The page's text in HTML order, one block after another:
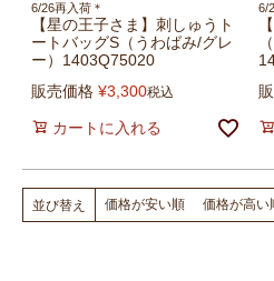
6/26再入荷＊
【星の王子さま】刺しゅうト
ートバッグS（うわばみ/グレ
ー）1403Q75020
販売価格 ¥3,300税込
カートに入れる
6/
並び替え 価格が安い順 価格が高い